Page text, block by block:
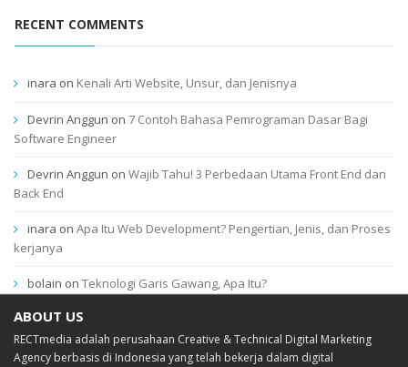
RECENT COMMENTS
inara on Kenali Arti Website, Unsur, dan Jenisnya
Devrin Anggun on 7 Contoh Bahasa Pemrograman Dasar Bagi
Software Engineer
Devrin Anggun on Wajib Tahu! 3 Perbedaan Utama Front End dan
Back End
inara on Apa Itu Web Development? Pengertian, Jenis, dan Proses
kerjanya
bolain on Teknologi Garis Gawang, Apa Itu?
ABOUT US
RECTmedia adalah perusahaan Creative & Technical Digital Marketing
Agency berbasis di Indonesia yang telah bekerja dalam digital